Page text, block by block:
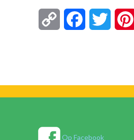
Copy FacebookTwitter
Op Facebook